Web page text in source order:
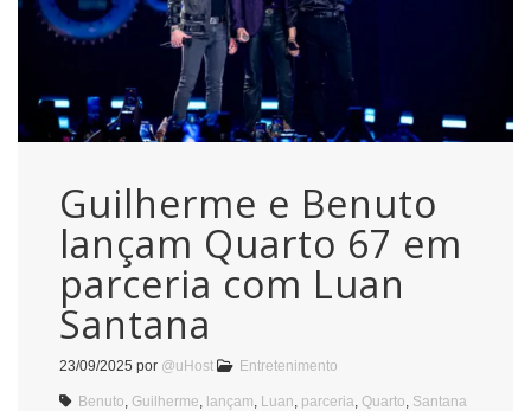
Guilherme e Benuto
lançam Quarto 67 em
parceria com Luan
Santana
23/09/2025 por @uHost Entretenimento
Benuto Guilherme lançam Luan parceria Quarto Santana